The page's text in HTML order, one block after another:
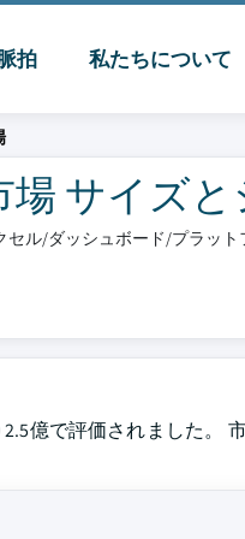
拍 私たちについて
サイズと
セル/ダッシュボード/プラット
億で評価されました。